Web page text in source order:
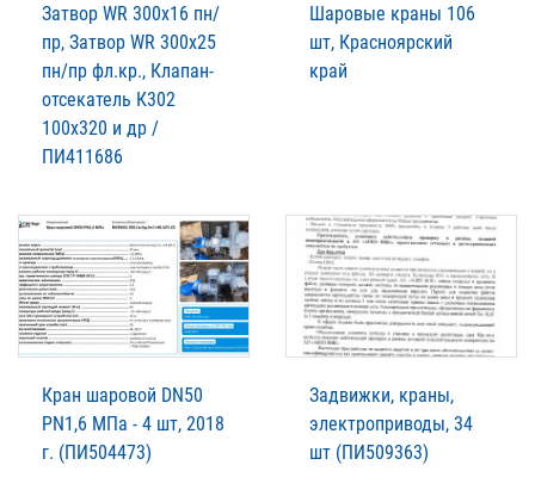
Затвор WR 300х16 пн/
пр, Затвор WR 300х25
пн/пр фл.кр., Клапан-
отсекатель К302
100х320 и др /
ПИ411686
Шаровые краны 106
шт, Красноярский
край
Кран шаровой DN50
PN1,6 МПа - 4 шт, 2018
г. (ПИ504473)
Задвижки, краны,
электроприводы, 34
шт (ПИ509363)